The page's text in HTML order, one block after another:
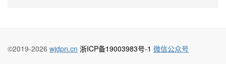
©2019-2026 wjdpn.cn 浙ICP备19003983号-1 微信公众号